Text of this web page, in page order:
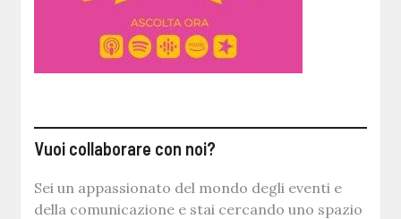
Vuoi collaborare con noi?
Sei un appassionato del mondo degli eventi e
della comunicazione e stai cercando uno spazio